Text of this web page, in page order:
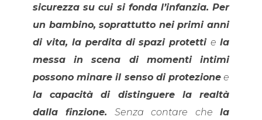
sicurezza su cui si fonda l’infanzia. Per
un bambino, soprattutto nei primi anni
di vita, la perdita di spazi protettie la
messa in scena di momenti intimi
possono minare il senso di protezionee
la capacità di distinguere la realtà
dalla finzione. Senza contare chela